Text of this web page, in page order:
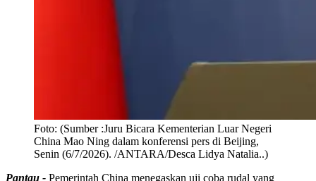
Foto: (Sumber :Juru Bicara Kementerian Luar Negeri
China Mao Ning dalam konferensi pers di Beijing,
Senin (6/7/2026). /ANTARA/Desca Lidya Natalia..)
Pantau - Pemerintah China menegaskan uji coba rudal yang